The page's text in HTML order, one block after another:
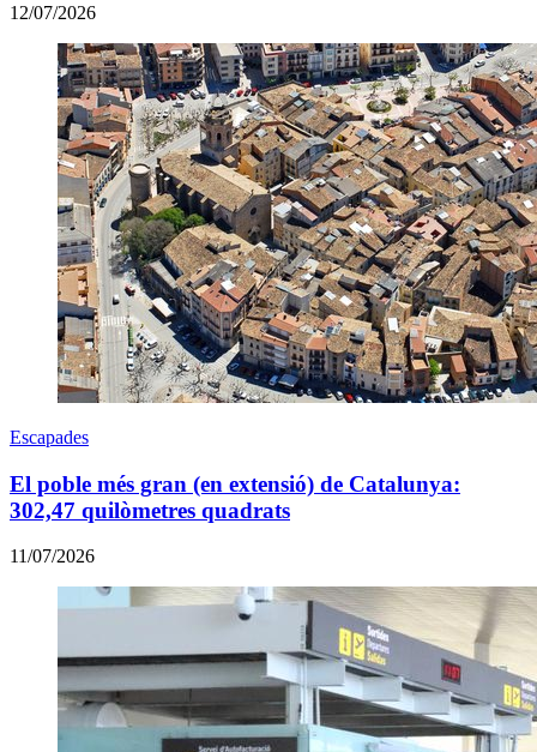
12/07/2026
Escapades
El poble més gran (en extensió) de Catalunya:
302,47 quilòmetres quadrats
11/07/2026